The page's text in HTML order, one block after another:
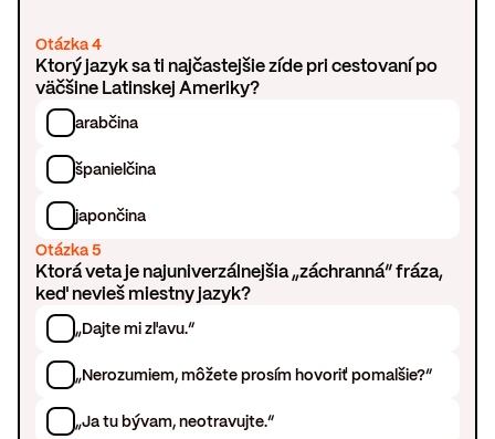
Otázka 4
Ktorý jazyk sa ti najčastejšie zíde pri cestovaní po
väčšine Latinskej Ameriky?
arabčina
španielčina
japončina
Otázka 5
Ktorá veta je najuniverzálnejšia „záchranná“ fráza,
keď nevieš miestny jazyk?
„Dajte mi zľavu.“
„Nerozumiem, môžete prosím hovoriť pomalšie?“
„Ja tu bývam, neotravujte.“